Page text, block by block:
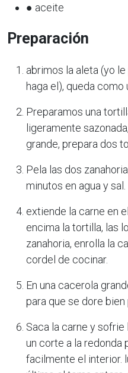
● aceite
Preparación
abrimos la aleta (yo
haga el), queda como
Preparamos una
ligeramente
grande, prepara dos
Pela las dos
minutos en agua y sal.
extiende la carne en
encima la tortilla, las
zanahoria, enrolla la
cordel de cocinar.
En una cacerola
para que se dore bien
Saca la carne y
un corte a la redonda
facilmente el interior.